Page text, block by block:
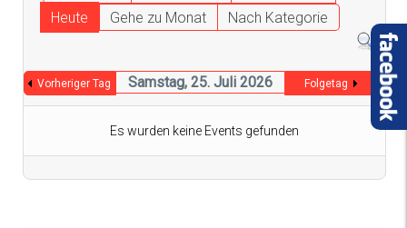
Heute
Gehe zu Monat Nach Kategorie
Vorheriger Tag Samstag, 25. Juli 2026 Folgetag
Es wurden keine Events gefunden